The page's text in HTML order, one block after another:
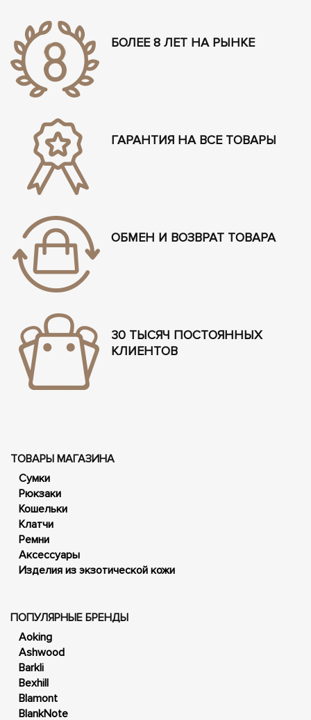
БОЛЕЕ 8 ЛЕТ НА РЫНКЕ
ГАРАНТИЯ НА ВСЕ ТОВАРЫ
ОБМЕН И ВОЗВРАТ ТОВАРА
30 ТЫСЯЧ ПОСТОЯННЫХ
КЛИЕНТОВ
ТОВАРЫ МАГАЗИНА
Сумки
Рюкзаки
Кошельки
Клатчи
Ремни
Аксессуары
Изделия из экзотической кожи
ПОПУЛЯРНЫЕ БРЕНДЫ
Aoking
Ashwood
Barkli
Bexhill
Blamont
BlankNote